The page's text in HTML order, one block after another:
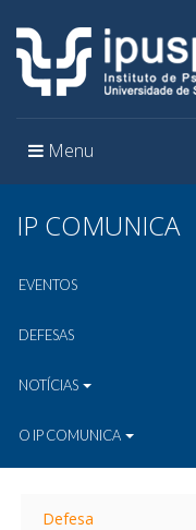
Toggle
Menu
IP COMUNICA
EVENTOS
DEFESAS
NOTÍCIAS
O IP COMUNICA
Defesa